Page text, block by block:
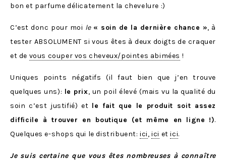
bon et parfume délicatement la chevelure :)
C’est donc pour moi le« soin de la dernière chance », à
tester ABSOLUMENT si vous êtes à deux doigts de craquer
et de vous couper vos cheveux/pointes abimées !
Uniques points négatifs (il faut bien que j’en trouve
quelques uns): le prix, un poil élevé (mais vu la qualité du
soin c’est justifié) et le fait que le produit soit assez
difficile à trouver en boutique (et même en ligne !).
Quelques e-shops qui le distribuent:ici,ici etici.
Je suis certaine que vous êtes nombreuses à connaître